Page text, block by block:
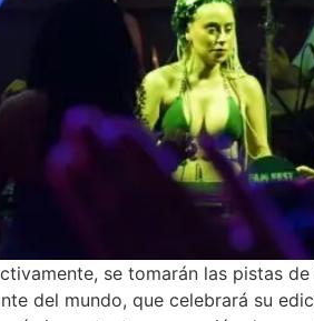
se tomarán las pistas
del mundo, que celebrará su